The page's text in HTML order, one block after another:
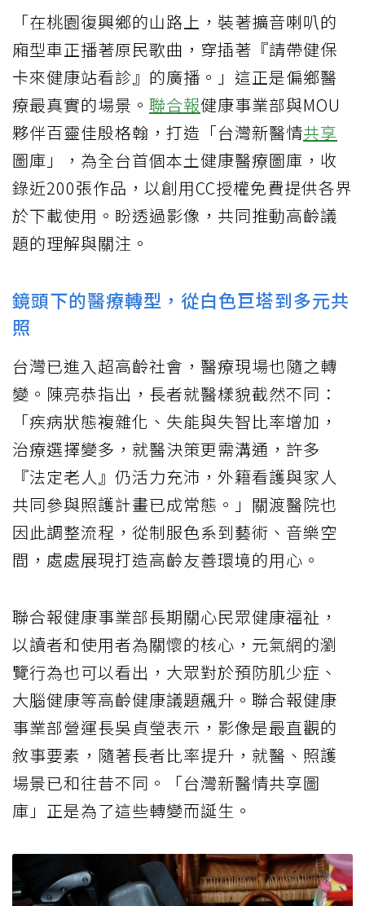
「在桃園復興鄉的山路上，裝著擴音喇叭的
廂型車正播著原民歌曲，穿插著『請帶健保
卡來健康站看診』的廣播。」這正是偏鄉醫
療最真實的場景。 聯合報健康事業部與MOU
夥伴百靈佳殷格翰，打造「台灣新醫情共享
圖庫」，為全台首個本土健康醫療圖庫，收
錄近200張作品，以創用CC授權免費提供各界
於下載使用。盼透過影像，共同推動高齡議
題的理解與關注。
鏡頭下的醫療轉型，從白色巨塔到多元共
照
台灣已進入超高齡社會，醫療現場也隨之轉
變。陳亮恭指出，長者就醫樣貌截然不同：
「疾病狀態複雜化、失能與失智比率增加，
治療選擇變多，就醫決策更需溝通，許多
『法定老人』仍活力充沛，外籍看護與家人
共同參與照護計畫已成常態。」關渡醫院也
因此調整流程，從制服色系到藝術、音樂空
間，處處展現打造高齡友善環境的用心。
聯合報健康事業部長期關心民眾健康福祉，
以讀者和使用者為關懷的核心，元氣網的瀏
覽行為也可以看出，大眾對於預防肌少症、
大腦健康等高齡健康議題飆升。聯合報健康
事業部營運長吳貞瑩表示，影像是最直觀的
敘事要素，隨著長者比率提升，就醫、照護
場景已和往昔不同。「台灣新醫情共享圖
庫」正是為了這些轉變而誕生。